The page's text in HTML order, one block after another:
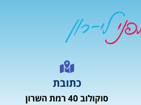
כתובת
סוקולוב 40 רמת השרון